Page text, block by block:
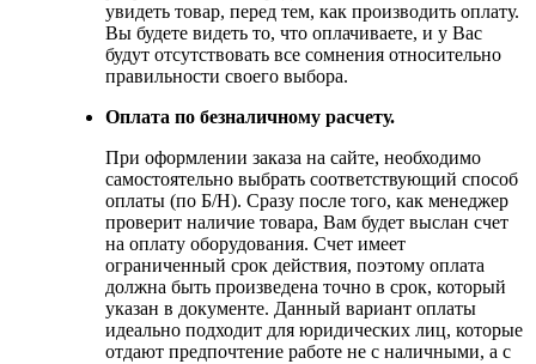
увидеть товар, перед тем, как производить оплату.
Вы будете видеть то, что оплачиваете, и у Вас
будут отсутствовать все сомнения относительно
правильности своего выбора.
Оплата по безналичному расчету.
При оформлении заказа на сайте, необходимо
самостоятельно выбрать соответствующий способ
оплаты (по Б/Н). Сразу после того, как менеджер
проверит наличие товара, Вам будет выслан счет
на оплату оборудования. Счет имеет
ограниченный срок действия, поэтому оплата
должна быть произведена точно в срок, который
указан в документе. Данный вариант оплаты
идеально подходит для юридических лиц, которые
отдают предпочтение работе не с наличными, а с